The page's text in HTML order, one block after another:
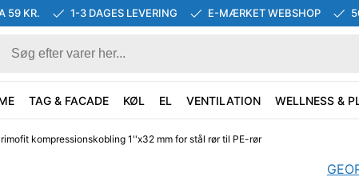
59 KR. 1-3 DAGES LEVERING E-MÆRKET WEBSHOP
TAG & FACADE KØL EL VENTILATION WELLNESS &
kompressionskobling 1''x32 mm for stål rør til PE-rør